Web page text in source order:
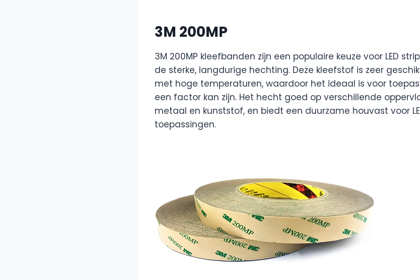
3M 200MP
3M 200MP kleefbanden zijn een populaire keuze voor LED
de sterke, langdurige hechting. Deze kleefstof is zeer
met hoge temperaturen, waardoor het ideaal is voor
een factor kan zijn. Het hecht goed op verschillende
metaal en kunststof, en biedt een duurzame houvast voor
toepassingen.